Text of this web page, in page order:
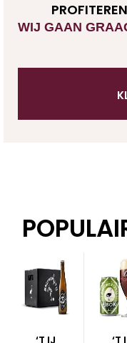
WIJ GAAN